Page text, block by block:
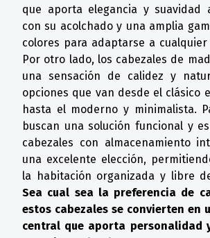
que aporta elegancia y suavidad
con su acolchado y una amplia
colores para adaptarse a cualquier
Por otro lado, los cabezales de
una sensación de calidez y
opciones que van desde el clásico
hasta el moderno y minimalista.
buscan una solución funcional y
cabezales con almacenamiento
una excelente elección,
la habitación organizada y libre
Sea cual sea la preferencia de
estos cabezales se convierten en
central que aporta personalidad